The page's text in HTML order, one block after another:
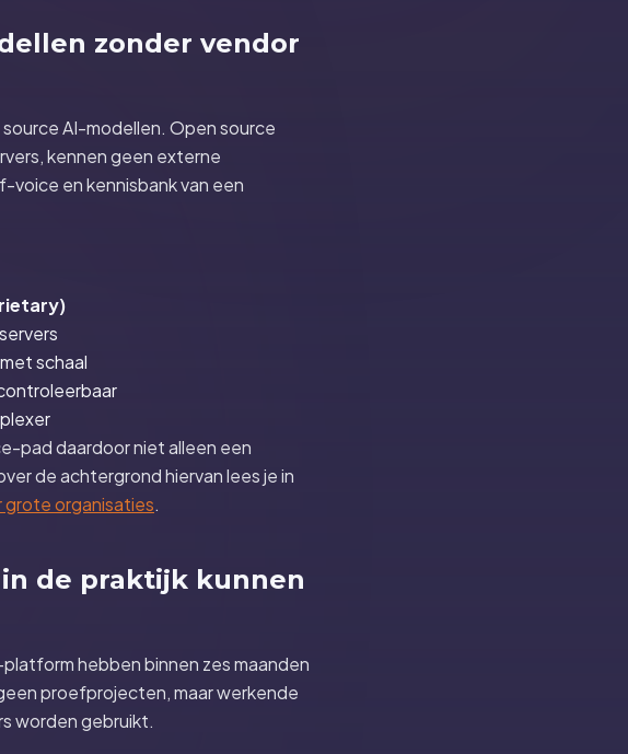
zonder vendor
AI-modellen. Open source
kennen geen externe
voice en kennisbank van een
schaal
pad daardoor niet alleen een
de achtergrond hiervan lees je in
organisaties.
de praktijk kunnen
hebben binnen zes maanden
proefprojecten, maar werkende
worden gebruikt.